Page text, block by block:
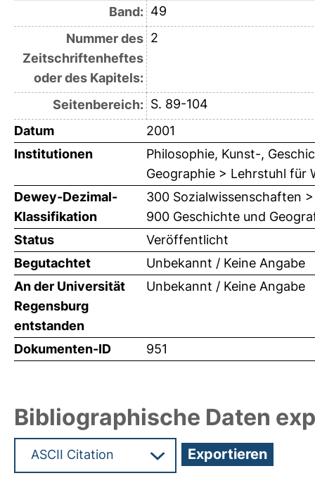
Band: 49
Nummer des
Zeitschriftenheftes
oder des Kapitels:
2
Seitenbereich: S. 89-104
Datum
2001
Institutionen
Philosophie, Kunst-,
Geographie > Lehrstuhl für
Dewey-Dezimal-
Klassifikation
300 Sozialwissenschaften
900 Geschichte und
Status
Veröffentlicht
Begutachtet
Unbekannt / Keine Angabe
An der Universität
Regensburg
entstanden
Unbekannt / Keine Angabe
Dokumenten-ID 951
Bibliographische Daten